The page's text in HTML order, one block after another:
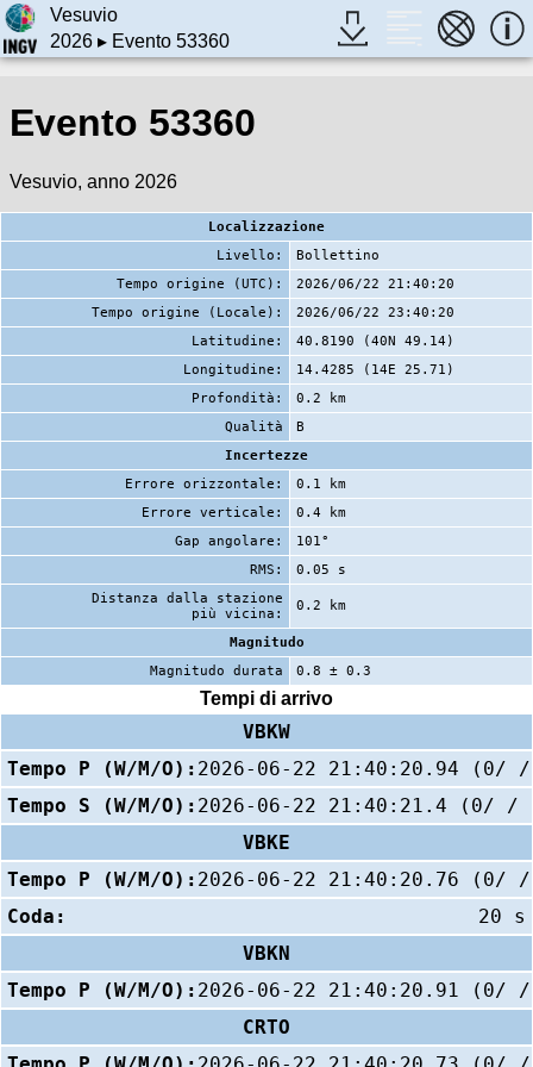
Vesuvio
2026▸ Evento 53360
Evento 53360
Vesuvio, anno 2026
Localizzazione
Livello:
Bollettino
Tempo origine (UTC):
2026/06/22 21:40:20
Tempo origine (Locale):
2026/06/22 23:40:20
Latitudine:
40.8190 (40N 49.14)
Longitudine:
14.4285 (14E 25.71)
Profondità:
0.2 km
Qualità
B
Incertezze
Errore orizzontale:
0.1 km
Errore verticale:
0.4 km
Gap angolare:
101°
RMS:
0.05 s
Distanza dalla stazione
più vicina:
0.2 km
Magnitudo
Magnitudo durata
0.8 ± 0.3
Tempi di arrivo
VBKW
Tempo P (W/M/O): 2026-06-22 21:40:20.94 (0/
Tempo S (W/M/O): 2026-06-22 21:40:21.4 (0/ /
VBKE
Tempo P (W/M/O): 2026-06-22 21:40:20.76 (0/
Coda:
20 s
VBKN
Tempo P (W/M/O): 2026-06-22 21:40:20.91 (0/
CRTO